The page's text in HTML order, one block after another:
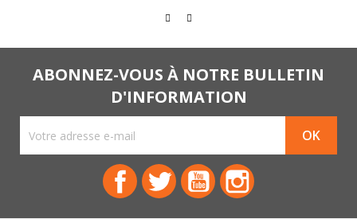
ABONNEZ-VOUS À NOTRE BULLETIN
D'INFORMATION
FacebookTwitter YouTube